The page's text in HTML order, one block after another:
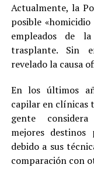
Actualmente, la
posible
empleados de
trasplante. Sin
revelado la causa
En los últimos
capilar en clínicas
gente
mejores
debido a sus
comparación con